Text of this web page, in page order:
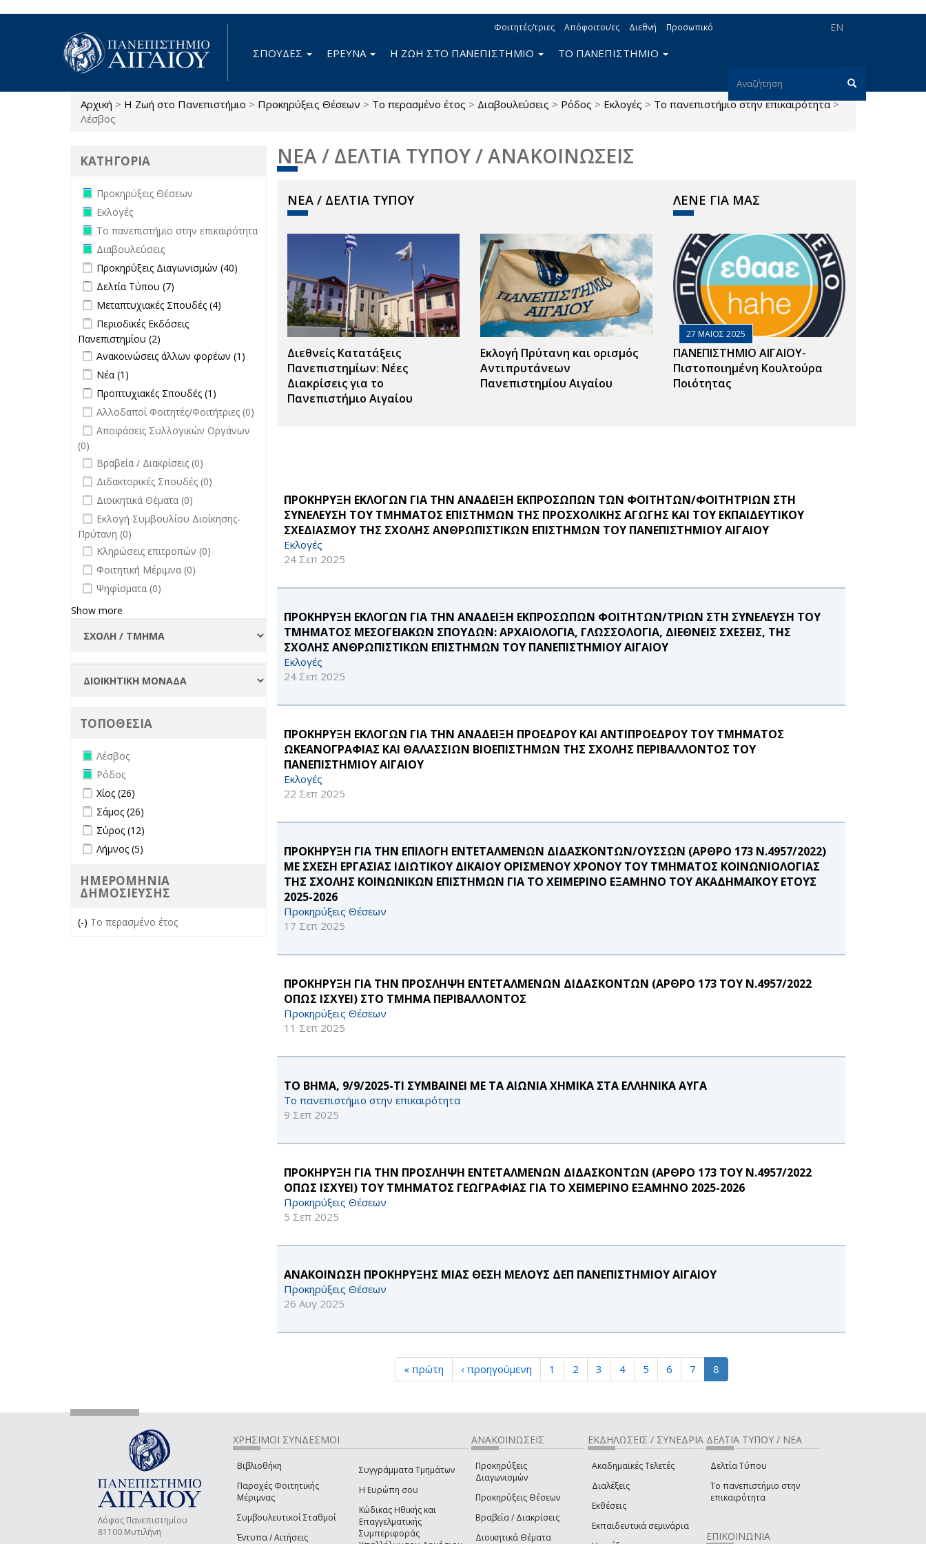
EN
Φοιτητές/τριες Απόφοιτοι/ες Διεθνή Προσωπικό
Φόρμα
αναζήτησης
Αναζήτηση
ΣΠΟΥΔΕΣ ΕΡΕΥΝΑ Η ΖΩΗ ΣΤΟ ΠΑΝΕΠΙΣΤΗΜΙΟ ΤΟ ΠΑΝΕΠΙΣΤΗΜΙΟ
Είστε εδώ
Αρχική > Η Ζωή στο Πανεπιστήμιο > Προκηρύξεις Θέσεων > Το περασμένο έτος > Διαβουλεύσεις > Ρόδος > Εκλογές > Το πανεπιστήμιο στην επικαιρότητα >
Λέσβος
ΝΕΑ / ΔΕΛΤΙΑ ΤΥΠΟΥ / ΑΝΑΚΟΙΝΩΣΕΙΣ
ΝΕΑ / ΔΕΛΤΙΑ ΤΥΠΟΥ
Διεθνείς Κατατάξεις
Πανεπιστημίων: Νέες
Διακρίσεις για το
Πανεπιστήμιο Αιγαίου
Εκλογή Πρύτανη και ορισμός
Αντιπρυτάνεων
Πανεπιστημίου Αιγαίου
ΛΕΝΕ ΓΙΑ ΜΑΣ
27 ΜΑΙΟΣ 2025
ΠΑΝΕΠΙΣΤΗΜΙΟ ΑΙΓΑΙΟΥ-
Πιστοποιημένη Κουλτούρα
Ποιότητας
ΠΡΟΚΗΡΥΞΗ ΕΚΛΟΓΩΝ ΓΙΑ ΤΗΝ ΑΝΑΔΕΙΞΗ ΕΚΠΡΟΣΩΠΩΝ ΤΩΝ ΦΟΙΤΗΤΩΝ/ΦΟΙΤΗΤΡΙΩΝ ΣΤΗ
ΣΥΝΕΛΕΥΣΗ ΤΟΥ ΤΜΗΜΑΤΟΣ ΕΠΙΣΤΗΜΩΝ ΤΗΣ ΠΡΟΣΧΟΛΙΚΗΣ ΑΓΩΓΗΣ ΚΑΙ ΤΟΥ ΕΚΠΑΙΔΕΥΤΙΚΟΥ
ΣΧΕΔΙΑΣΜΟΥ ΤΗΣ ΣΧΟΛΗΣ ΑΝΘΡΩΠΙΣΤΙΚΩΝ ΕΠΙΣΤΗΜΩΝ ΤΟΥ ΠΑΝΕΠΙΣΤΗΜΙΟΥ ΑΙΓΑΙΟΥ
Εκλογές
24 Σεπ 2025
ΠΡΟΚΗΡΥΞΗ ΕΚΛΟΓΩΝ ΓΙΑ ΤΗΝ ΑΝΑΔΕΙΞΗ ΕΚΠΡΟΣΩΠΩΝ ΦΟΙΤΗΤΩΝ/ΤΡΙΩΝ ΣΤΗ ΣΥΝΕΛΕΥΣΗ ΤΟΥ
ΤΜΗΜΑΤΟΣ ΜΕΣΟΓΕΙΑΚΩΝ ΣΠΟΥΔΩΝ: ΑΡΧΑΙΟΛΟΓΙΑ, ΓΛΩΣΣΟΛΟΓΙΑ, ΔΙΕΘΝΕΙΣ ΣΧΕΣΕΙΣ, ΤΗΣ
ΣΧΟΛΗΣ ΑΝΘΡΩΠΙΣΤΙΚΩΝ ΕΠΙΣΤΗΜΩΝ ΤΟΥ ΠΑΝΕΠΙΣΤΗΜΙΟΥ ΑΙΓΑΙΟΥ
Εκλογές
24 Σεπ 2025
ΠΡΟΚΗΡΥΞΗ ΕΚΛΟΓΩΝ ΓΙΑ ΤΗΝ ΑΝΑΔΕΙΞΗ ΠΡΟΕΔΡΟΥ ΚΑΙ ΑΝΤΙΠΡΟΕΔΡΟΥ ΤΟΥ ΤΜΗΜΑΤΟΣ
ΩΚΕΑΝΟΓΡΑΦΙΑΣ ΚΑΙ ΘΑΛΑΣΣΙΩΝ ΒΙΟΕΠΙΣΤΗΜΩΝ ΤΗΣ ΣΧΟΛΗΣ ΠΕΡΙΒΑΛΛΟΝΤΟΣ ΤΟΥ
ΠΑΝΕΠΙΣΤΗΜΙΟΥ ΑΙΓΑΙΟΥ
Εκλογές
22 Σεπ 2025
ΠΡΟΚΗΡΥΞΗ ΓΙΑ ΤΗΝ ΕΠΙΛΟΓΗ ΕΝΤΕΤΑΛΜΕΝΩΝ ΔΙΔΑΣΚΟΝΤΩΝ/ΟΥΣΣΩΝ (ΑΡΘΡΟ 173 Ν.4957/2022)
ΜΕ ΣΧΕΣΗ ΕΡΓΑΣΙΑΣ ΙΔΙΩΤΙΚΟΥ ΔΙΚΑΙΟΥ ΟΡΙΣΜΕΝΟΥ ΧΡΟΝΟΥ ΤΟΥ ΤΜΗΜΑΤΟΣ ΚΟΙΝΩΝΙΟΛΟΓΙΑΣ
ΤΗΣ ΣΧΟΛΗΣ ΚΟΙΝΩΝΙΚΩΝ ΕΠΙΣΤΗΜΩΝ ΓΙΑ ΤΟ ΧΕΙΜΕΡΙΝΟ ΕΞΑΜΗΝΟ ΤΟΥ ΑΚΑΔΗΜΑΪΚΟΥ ΕΤΟΥΣ
2025-2026
Προκηρύξεις Θέσεων
17 Σεπ 2025
ΠΡΟΚΗΡΥΞΗ ΓΙΑ ΤΗΝ ΠΡΟΣΛΗΨΗ ΕΝΤΕΤΑΛΜΕΝΩΝ ΔΙΔΑΣΚΟΝΤΩΝ (ΑΡΘΡΟ 173 ΤΟΥ Ν.4957/2022
ΟΠΩΣ ΙΣΧΥΕΙ) ΣΤΟ ΤΜΗΜΑ ΠΕΡΙΒΑΛΛΟΝΤΟΣ
Προκηρύξεις Θέσεων
11 Σεπ 2025
ΤΟ ΒΗΜΑ, 9/9/2025-ΤΙ ΣΥΜΒΑΙΝΕΙ ΜΕ ΤΑ ΑΙΩΝΙΑ ΧΗΜΙΚΑ ΣΤΑ ΕΛΛΗΝΙΚΑ ΑΥΓΑ
Το πανεπιστήμιο στην επικαιρότητα
9 Σεπ 2025
ΠΡΟΚΗΡΥΞΗ ΓΙΑ ΤΗΝ ΠΡΟΣΛΗΨΗ ΕΝΤΕΤΑΛΜΕΝΩΝ ΔΙΔΑΣΚΟΝΤΩΝ (ΑΡΘΡΟ 173 ΤΟΥ Ν.4957/2022
ΟΠΩΣ ΙΣΧΥΕΙ) ΤΟΥ ΤΜΗΜΑΤΟΣ ΓΕΩΓΡΑΦΙΑΣ ΓΙΑ ΤΟ ΧΕΙΜΕΡΙΝΟ ΕΞΑΜΗΝΟ 2025-2026
Προκηρύξεις Θέσεων
5 Σεπ 2025
ΑΝΑΚΟΙΝΩΣΗ ΠΡΟΚΗΡΥΞΗΣ ΜΙΑΣ ΘΕΣΗ ΜΕΛΟΥΣ ΔΕΠ ΠΑΝΕΠΙΣΤΗΜΙΟΥ ΑΙΓΑΙΟΥ
Προκηρύξεις Θέσεων
26 Αυγ 2025
« πρώτη ‹ προηγούμενη 1 2 3 4 5 6 7 8
ΚΑΤΗΓΟΡΙΑ
Remove Προκηρύξεις Θέσεων filter
Προκηρύξεις Θέσεων
Remove Εκλογές filter
Εκλογές
Remove Το πανεπιστήμιο στην
επικαιρότητα filter
Το πανεπιστήμιο στην επικαιρότητα
Remove Διαβουλεύσεις filter
Διαβουλεύσεις
Apply Προκηρύξεις Διαγωνισμών
filter
Προκηρύξεις Διαγωνισμών (40)
Προκηρύξεις
Διαγωνισμών
Apply Δελτία Τύπου filter
Δελτία Τύπου (7)
Apply Μεταπτυχιακές Σπουδές filter
Μεταπτυχιακές Σπουδές (4)
Μεταπτυχιακές
Apply Περιοδικές Εκδόσεις
Πανεπιστημίου filter
Περιοδικές Εκδόσεις
Πανεπιστημίου (2)
Εκδόσεις
Πανεπιστημίου filter
Apply Ανακοινώσεις άλλων φορέων
filter
Ανακοινώσεις άλλων φορέων (1)
Ανακοινώσεις
φορέων filter
Apply Νέα filter
Νέα (1)
Apply Προπτυχιακές Σπουδές filter
Προπτυχιακές Σπουδές (1)
Σπουδές filter
undefined
Αλλοδαποί Φοιτητές/Φοιτήτριες (0)
undefined
Αποφάσεις Συλλογικών Οργάνων
(0)
undefined
Βραβεία / Διακρίσεις (0)
undefined
Διδακτορικές Σπουδές (0)
undefined
Διοικητικά Θέματα (0)
undefined
Εκλογή Συμβουλίου Διοίκησης-
Πρύτανη (0)
undefined
Κληρώσεις επιτροπών (0)
undefined
Φοιτητική Μέριμνα (0)
undefined
Ψηφίσματα (0)
Show more
ΤΟΠΟΘΕΣΙΑ
Remove Λέσβος filter
Λέσβος
Remove Ρόδος filter
Ρόδος
Apply Χίος filter
Χίος (26)
Apply Σάμος filter
Σάμος (26)
Apply Σύρος filter
Σύρος (12)
Apply Λήμνος filter
Λήμνος (5)
ΗΜΕΡΟΜΗΝΙΑ
ΔΗΜΟΣΙΕΥΣΗΣ
(-) Remove Το περασμένο έτος filter
Το περασμένο έτος
Λόφος Πανεπιστημίου
81100 Μυτιλήνη
ΧΡΗΣΙΜΟΙ ΣΥΝΔΕΣΜΟΙ
Βιβλιοθήκη
Παροχές Φοιτητικής
Μέριμνας
Συμβουλευτικοί Σταθμοί
Έντυπα / Αιτήσεις
Συγγράμματα Τμημάτων
Η Ευρώπη σου
Κώδικας Ηθικής και
Επαγγελματικής
Συμπεριφοράς
ΑΝΑΚΟΙΝΩΣΕΙΣ
Προκηρύξεις
Διαγωνισμών
Προκηρύξεις Θέσεων
Βραβεία / Διακρίσεις
Διοικητικά Θέματα
ΕΚΔΗΛΩΣΕΙΣ / ΣΥΝΕΔΡΙΑ
Ακαδημαϊκές Τελετές
Διαλέξεις
Εκθέσεις
Εκπαιδευτικά σεμινάρια
ΔΕΛΤΙΑ ΤΥΠΟΥ / ΝΕΑ
Δελτία Τύπου
Το πανεπιστήμιο στην
επικαιρότητα
ΕΠΙΚΟΙΝΩΝΙΑ